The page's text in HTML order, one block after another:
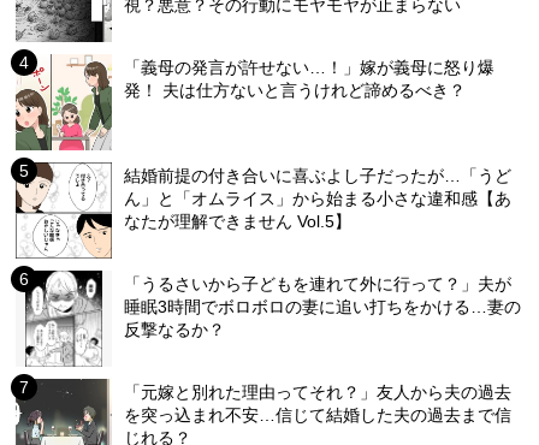
視？悪意？その行動にモヤモヤが止まらない
「義母の発言が許せない…！」嫁が義母に怒り爆
発！ 夫は仕方ないと言うけれど諦めるべき？
結婚前提の付き合いに喜ぶよし子だったが…「うど
ん」と「オムライス」から始まる小さな違和感【あ
なたが理解できません Vol.5】
「うるさいから子どもを連れて外に行って？」夫が
睡眠3時間でボロボロの妻に追い打ちをかける…妻の
反撃なるか？
「元嫁と別れた理由ってそれ？」友人から夫の過去
を突っ込まれ不安…信じて結婚した夫の過去まで信
じれる？